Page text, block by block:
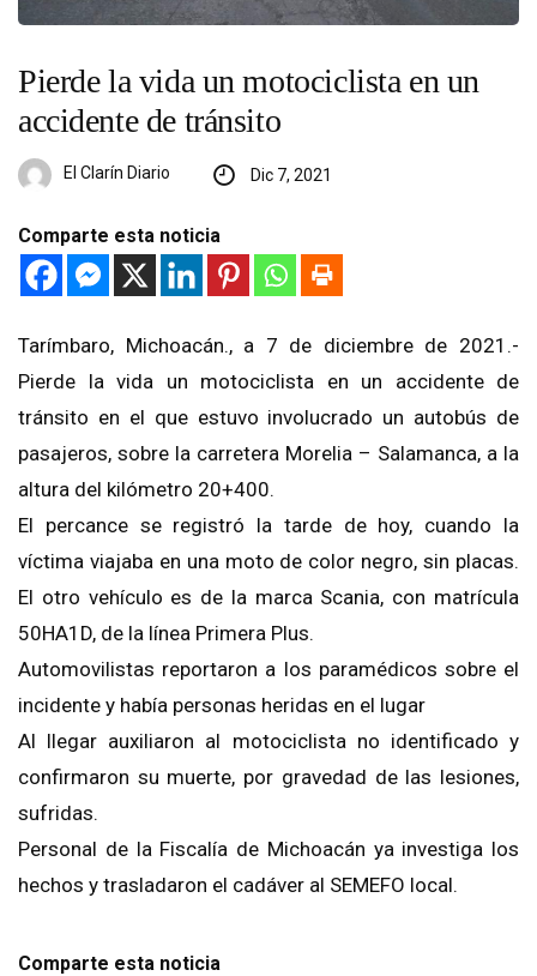
Pierde la vida un motociclista en un
accidente de tránsito
El Clarín Diario Dic 7, 2021
Comparte esta noticia
Tarímbaro, Michoacán., a 7 de diciembre de 2021.-
Pierde la vida un motociclista en un accidente de
tránsito en el que estuvo involucrado un autobús de
pasajeros, sobre la carretera Morelia – Salamanca, a la
altura del kilómetro 20+400.
El percance se registró la tarde de hoy, cuando la
víctima viajaba en una moto de color negro, sin placas.
El otro vehículo es de la marca Scania, con matrícula
50HA1D, de la línea Primera Plus.
Automovilistas reportaron a los paramédicos sobre el
incidente y había personas heridas en el lugar
Al llegar auxiliaron al motociclista no identificado y
confirmaron su muerte, por gravedad de las lesiones,
sufridas.
Personal de la Fiscalía de Michoacán ya investiga los
hechos y trasladaron el cadáver al SEMEFO local.
Comparte esta noticia